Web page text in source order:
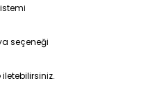
seçeneği
iletebilirsiniz.